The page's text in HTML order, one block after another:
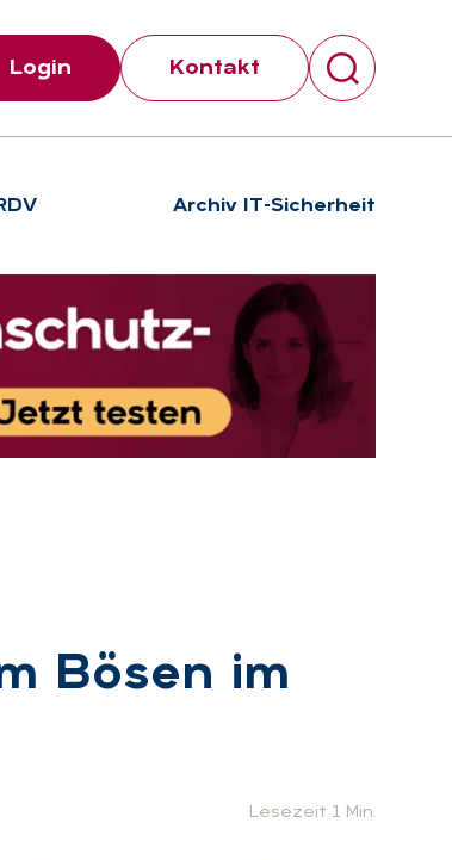
Suchen
Login Kontakt
Archiv IT-Sicherheit
Bö­sen im
Lesezeit 1 Min.